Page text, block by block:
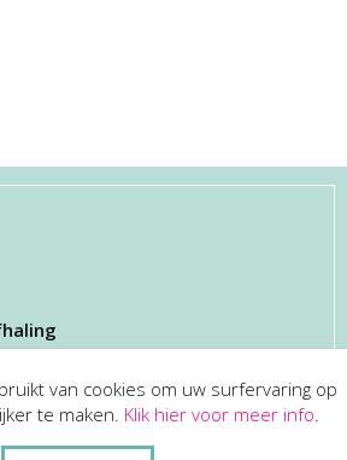
van cookies om uw surfervaring op
te maken. Klik hier voor meer info.